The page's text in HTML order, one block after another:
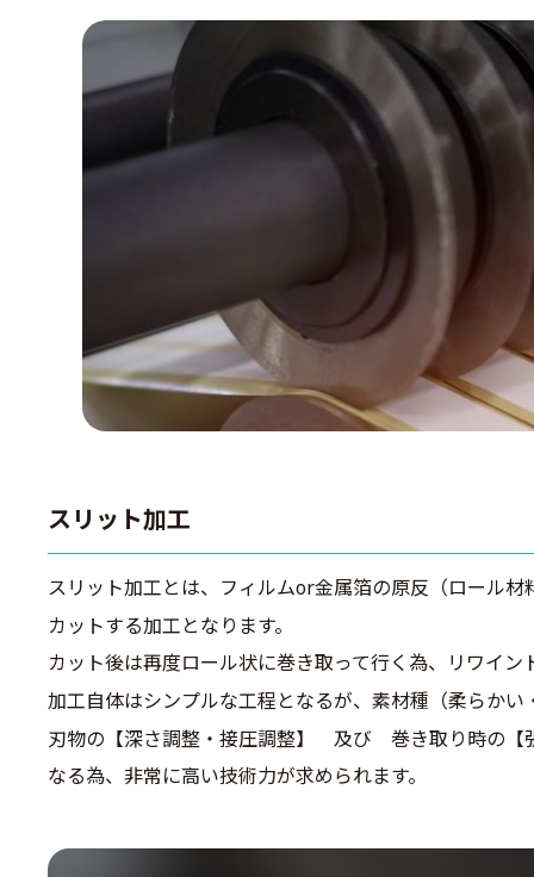
スリット加工
スリット加工とは、フィルムor金属箔の原反（ロール
カットする加工となります。
カット後は再度ロール状に巻き取って行く為、リワイン
加工自体はシンプルな工程となるが、素材種（柔らか
刃物の【深さ調整・接圧調整】 及び 巻き取り時の【
​なる為、非常に高い技術力が求められます。